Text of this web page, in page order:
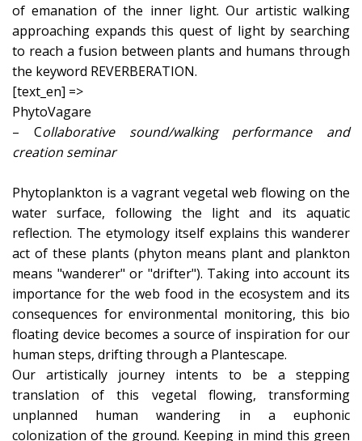
of emanation of the inner light. Our artistic walking
approaching expands this quest of light by searching
to reach a fusion between plants and humans through
the keyword REVERBERATION.
[text_en] =>
PhytoVagare
– Collaborative sound/walking performance and
creation seminar
Phytoplankton is a vagrant vegetal web flowing on the
water surface, following the light and its aquatic
reflection. The etymology itself explains this wanderer
act of these plants (phyton means plant and plankton
means "wanderer" or "drifter"). Taking into account its
importance for the web food in the ecosystem and its
consequences for environmental monitoring, this bio
floating device becomes a source of inspiration for our
human steps, drifting through a Plantescape.
Our artistically journey intents to be a stepping
translation of this vegetal flowing, transforming
unplanned human wandering in a euphonic
colonization of the ground. Keeping in mind this green